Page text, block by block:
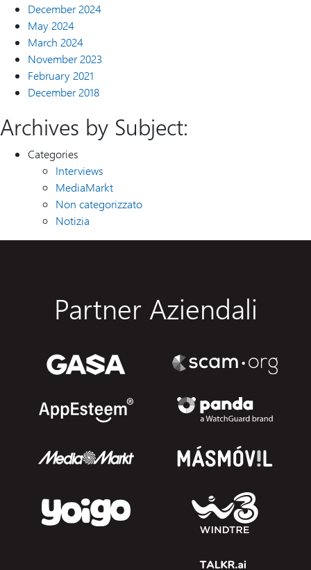
December 2024
May 2024
March 2024
November 2023
February 2021
December 2018
Archives by Subject:
Categories
Interviews
MediaMarkt
Non categorizzato
Notizia
Partner Aziendali